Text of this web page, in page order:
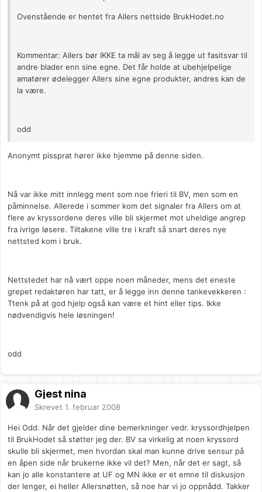
Ovenstående er hentet fra Allers nettside BrukHodet.no
Kommentar: Allers bør IKKE ta mål av seg å legge ut fasitsvar til
andre blader enn sine egne. Det får holde at ubehjelpelige
amatører ødelegger Allers sine egne produkter, andres kan de
la være.
odd
Anonymt pissprat hører ikke hjemme på denne siden.
Nå var ikke mitt innlegg ment som noe frieri til BV, men som en
påminnelse. Allerede i sommer kom det signaler fra Allers om at
flere av kryssordene deres ville bli skjermet mot uheldige angrep
fra ivrige løsere. Tiltakene ville tre i kraft så snart deres nye
nettsted kom i bruk.
Nettstedet har nå vært oppe noen måneder, mens det eneste
grepet redaktøren har tatt, er å legge inn denne tankevekkeren :
Ttenk på at god hjelp også kan være et hint eller tips. Ikke
nødvendigvis hele løsningen!
odd
Gjest nina
Skrevet 1. februar 2008
Hei Odd. Når det gjelder dine bemerkninger vedr. kryssordhjelpen
til BrukHodet så støtter jeg der. BV sa virkelig at noen kryssord
skulle bli skjermet, men hvordan skal man kunne drive sensur på
en åpen side når brukerne ikke vil det? Men, når det er sagt, så
kan jo alle konstantere at UF og MN ikke er et emne til diskusjon
der lenger, ei heller Allersnøtten, så noe har vi jo oppnådd. Takker